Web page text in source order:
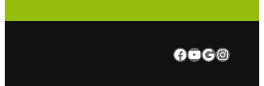
Besuchen Sie uns auf Facebook. Besuchen Sie uns auf Youtube Google Maps Instagram